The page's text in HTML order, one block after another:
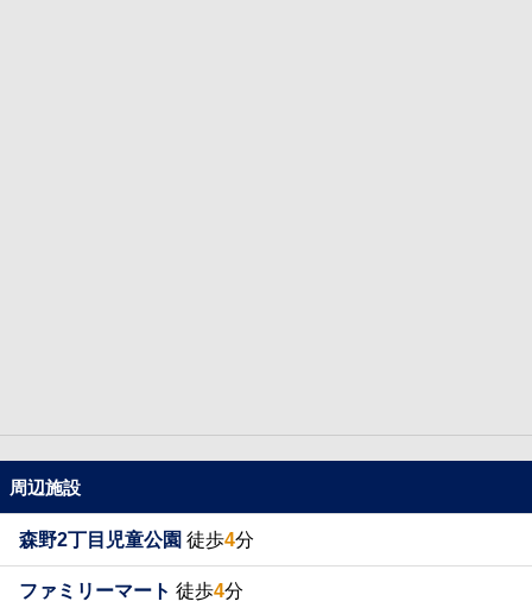
周辺施設
森野2丁目児童公園 徒歩4分
ファミリーマート 徒歩4分